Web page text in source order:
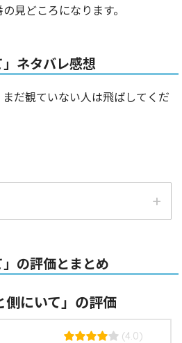
見どころになります。
」ネタバレ感想
だ観ていない人は飛ばしてくだ
」の評価とまとめ
側にいて」の評価
(4.0)